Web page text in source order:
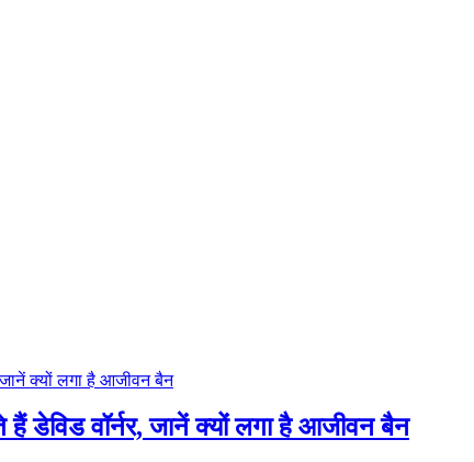
हैं डेविड वॉर्नर, जानें क्यों लगा है आजीवन बैन